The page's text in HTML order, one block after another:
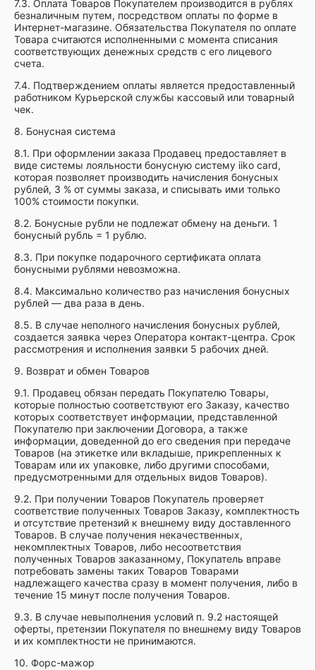
7.3. Оплата Товаров Покупателем производится в рублях
безналичным путем, посредством оплаты по форме в
Интернет-магазине. Обязательства Покупателя по оплате
Товара считаются исполненными с момента списания
соответствующих денежных средств с его лицевого
счета.
7.4. Подтверждением оплаты является предоставленный
работником Курьерской службы кассовый или товарный
чек.
8. Бонусная система
8.1. При оформлении заказа Продавец предоставляет в
виде системы лояльности бонусную систему iiko card,
которая позволяет производить начисления бонусных
рублей, 3 % от суммы заказа, и списывать ими только
100% стоимости покупки.
8.2. Бонусные рубли не подлежат обмену на деньги. 1
бонусный рубль = 1 рублю.
8.3. При покупке подарочного сертификата оплата
бонусными рублями невозможна.
8.4. Максимально количество раз начисления бонусных
рублей — два раза в день.
8.5. В случае неполного начисления бонусных рублей,
создается заявка через Оператора контакт-центра. Срок
рассмотрения и исполнения заявки 5 рабочих дней.
9. Возврат и обмен Товаров
9.1. Продавец обязан передать Покупателю Товары,
которые полностью соответствуют его Заказу, качество
которых соответствует информации, представленной
Покупателю при заключении Договора, а также
информации, доведенной до его сведения при передаче
Товаров (на этикетке или вкладыше, прикрепленных к
Товарам или их упаковке, либо другими способами,
предусмотренными для отдельных видов Товаров).
9.2. При получении Товаров Покупатель проверяет
соответствие полученных Товаров Заказу, комплектность
и отсутствие претензий к внешнему виду доставленного
Товаров. В случае получения некачественных,
некомплектных Товаров, либо несоответствия
полученных Товаров заказанному, Покупатель вправе
потребовать замены таких Товаров Товарами
надлежащего качества сразу в момент получения, либо в
течение 15 минут после получения Товаров.
9.3. В случае невыполнения условий п. 9.2 настоящей
оферты, претензии Покупателя по внешнему виду Товаров
и их комплектности не принимаются.
10. Форс-мажор